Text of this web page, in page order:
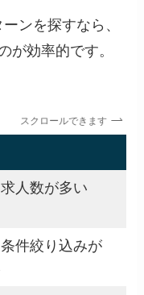
ンを探すなら、
が効率的です。
スクロールできます
人数が多い
件絞り込みが